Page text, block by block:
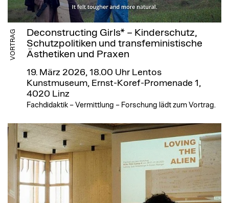
VORTRAG
Deconstructing Girls* – Kinderschutz,
Schutzpolitiken und transfeministische
Ästhetiken und Praxen
19. März 2026, 18.00 Uhr Lentos
Kunstmuseum, Ernst-Koref-Promenade 1,
4020 Linz
Fachdidaktik – Vermittlung – Forschung lädt zum Vortrag.